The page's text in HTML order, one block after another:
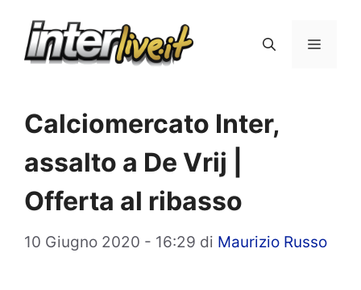
Menu
Calciomercato Inter,
assalto a De Vrij |
Offerta al ribasso
10 Giugno 2020 - 16:29 di Maurizio Russo